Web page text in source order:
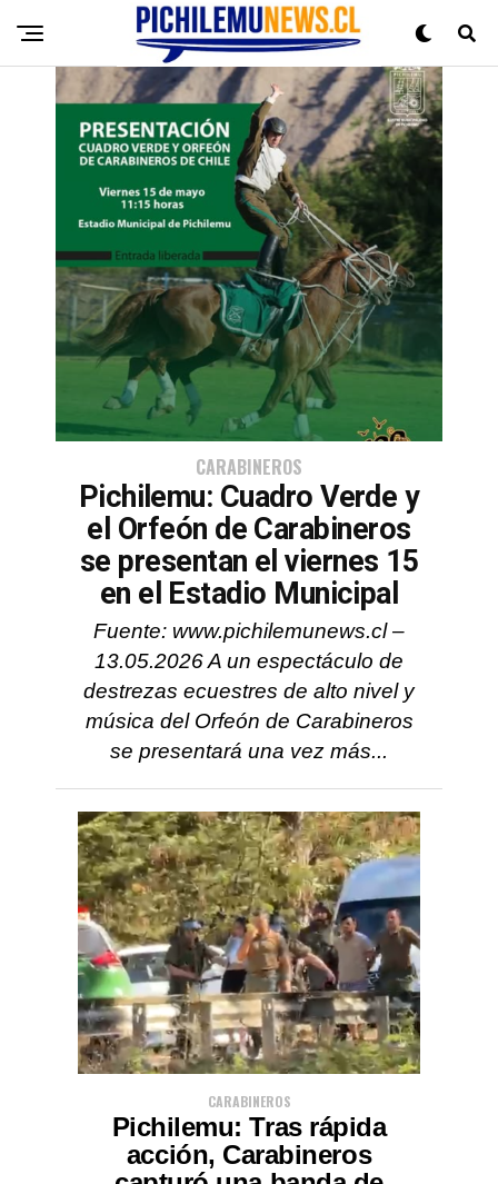
CARABINEROS
Pichilemu: Cuadro Verde y
el Orfeón de Carabineros
se presentan el viernes 15
en el Estadio Municipal
Fuente: www.pichilemunews.cl –
13.05.2026 A un espectáculo de
destrezas ecuestres de alto nivel y
música del Orfeón de Carabineros
se presentará una vez más...
CARABINEROS
Pichilemu: Tras rápida
acción, Carabineros